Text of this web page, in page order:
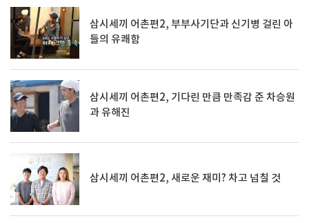
삼시세끼 어촌편2, 부부사기단과 신기병 걸린 아
들의 유쾌함
삼시세끼 어촌편2, 기다린 만큼 만족감 준 차승원
과 유해진
삼시세끼 어촌편2, 새로운 재미? 차고 넘칠 것